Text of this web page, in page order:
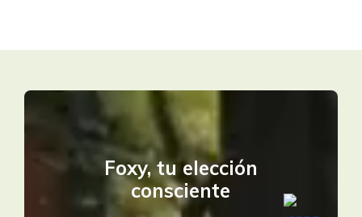
Foxy, tu elección
consciente